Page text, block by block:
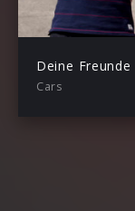
Deine Freunde
Cars